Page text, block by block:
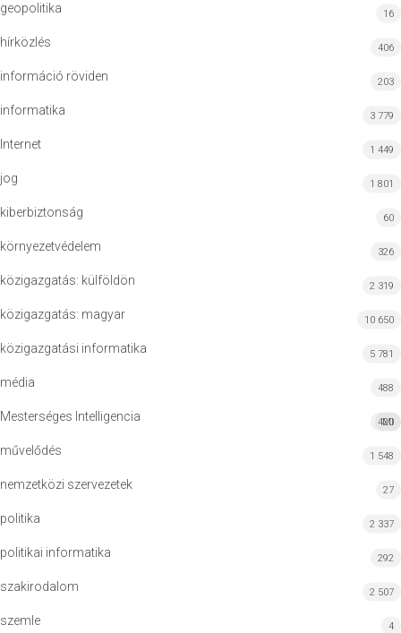
geopolitika 16
hírközlés 406
információ röviden 203
informatika 3 779
Internet 1 449
jog 1 801
kiberbiztonság 60
környezetvédelem 326
közigazgatás: külföldön 2 319
közigazgatás: magyar 10 650
közigazgatási informatika 5 781
média 488
Mesterséges Intelligencia MI
420
művelődés 1 548
nemzetközi szervezetek 27
politika 2 337
politikai informatika 292
szakirodalom 2 507
szemle 4